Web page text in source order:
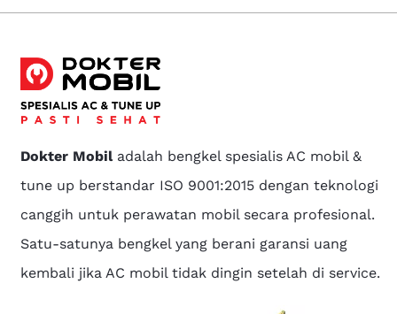
Dokter Mobiladalah bengkel spesialis AC mobil &
tune up berstandar ISO 9001:2015 dengan teknologi
canggih untuk perawatan mobil secara profesional.
Satu-satunya bengkel yang berani garansi uang
kembali jika AC mobil tidak dingin setelah di service.